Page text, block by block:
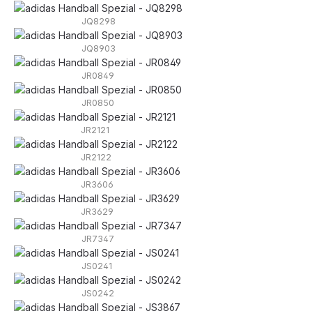
JQ8298
JQ8903
JR0849
JR0850
JR2121
JR2122
JR3606
JR3629
JR7347
JS0241
JS0242